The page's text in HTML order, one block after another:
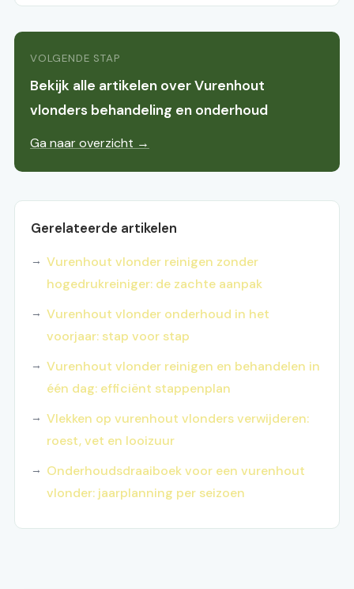
VOLGENDE STAP
Bekijk alle artikelen over Vurenhout
vlonders behandeling en onderhoud
Ga naar overzicht →
Gerelateerde artikelen
Vurenhout vlonder reinigen zonder
hogedrukreiniger: de zachte aanpak
Vurenhout vlonder onderhoud in het
voorjaar: stap voor stap
Vurenhout vlonder reinigen en behandelen in
één dag: efficiënt stappenplan
Vlekken op vurenhout vlonders verwijderen:
roest, vet en looizuur
Onderhoudsdraaiboek voor een vurenhout
vlonder: jaarplanning per seizoen